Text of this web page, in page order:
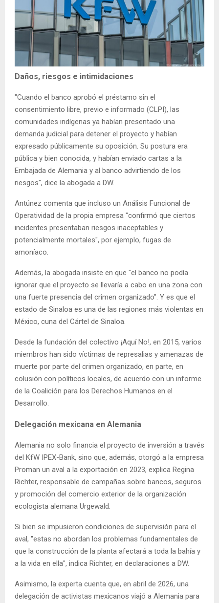
Daños, riesgos e intimidaciones
"Cuando el banco aprobó el préstamo sin el
consentimiento libre, previo e informado (CLPI), las
comunidades indígenas ya habían presentado una
demanda judicial para detener el proyecto y habían
expresado públicamente su oposición. Su postura era
pública y bien conocida, y habían enviado cartas a la
Embajada de Alemania y al banco advirtiendo de los
riesgos", dice la abogada a DW.
Antúnez comenta que incluso un Análisis Funcional de
Operatividad de la propia empresa "confirmó que ciertos
incidentes presentaban riesgos inaceptables y
potencialmente mortales", por ejemplo, fugas de
amoníaco.
Además, la abogada insiste en que "el banco no podía
ignorar que el proyecto se llevaría a cabo en una zona con
una fuerte presencia del crimen organizado". Y es que el
estado de Sinaloa es una de las regiones más violentas en
México, cuna del Cártel de Sinaloa.
Desde la fundación del colectivo ¡Aquí No!, en 2015, varios
miembros han sido víctimas de represalias y amenazas de
muerte por parte del crimen organizado, en parte, en
colusión con políticos locales, de acuerdo con un informe
de la Coalición para los Derechos Humanos en el
Desarrollo.
Delegación mexicana en Alemania
Alemania no solo financia el proyecto de inversión a través
del KfW IPEX-Bank, sino que, además, otorgó a la empresa
Proman un aval a la exportación en 2023, explica Regina
Richter, responsable de campañas sobre bancos, seguros
y promoción del comercio exterior de la organización
ecologista alemana Urgewald.
Si bien se impusieron condiciones de supervisión para el
aval, "estas no abordan los problemas fundamentales de
que la construcción de la planta afectará a toda la bahía y
a la vida en ella", indica Richter, en declaraciones a DW.
Asimismo, la experta cuenta que, en abril de 2026, una
delegación de activistas mexicanos viajó a Alemania para